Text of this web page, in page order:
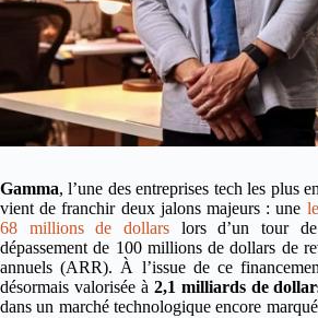
Gamma, l’une des entreprises tech les plus
vient de franchir deux jalons majeurs : une
68 millions de dollarslors d’un tour
dépassement de 100 millions de dollars de
annuels (ARR). À l’issue de ce
désormais valorisée à 2,1 milliards de
dans un marché technologique encore